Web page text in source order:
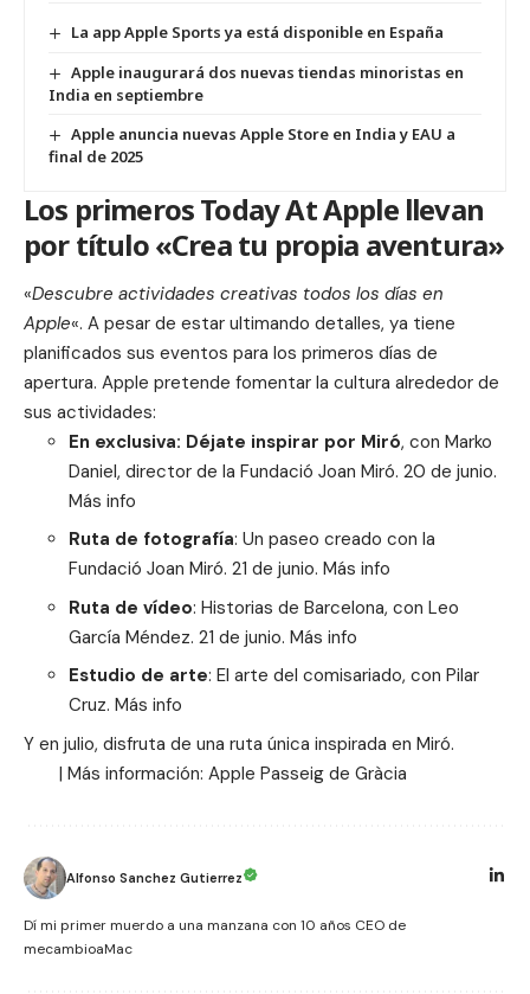
La app Apple Sports ya está disponible en España
Apple inaugurará dos nuevas tiendas minoristas en
India en septiembre
Apple anuncia nuevas Apple Store en India y EAU a
final de 2025
Los primeros Today At Apple llevan
por título «Crea tu propia aventura»
«Descubre actividades creativas todos los días en
Apple«. A pesar de estar ultimando detalles, ya tiene
planificados sus eventos para los primeros días de
apertura. Apple pretende fomentar la cultura alrededor de
sus actividades:
En exclusiva: Déjate inspirar por Miró, con Marko
Daniel, director de la Fundació Joan Miró. 20 de junio.
Más info
Ruta de fotografía: Un paseo creado con la
Fundació Joan Miró. 21 de junio. Más info
Ruta de vídeo: Historias de Barcelona, con Leo
García Méndez. 21 de junio. Más info
Estudio de arte: El arte del comisariado, con Pilar
Cruz. Más info
Y en julio, disfruta de una ruta única inspirada en Miró.
| Más información: Apple Passeig de Gràcia
Alfonso Sanchez Gutierrez
Dí mi primer muerdo a una manzana con 10 años CEO de
mecambioaMac